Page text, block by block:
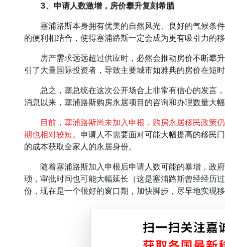
3、申请人数激增，房价攀升复刻希腊
塞浦路斯本身拥有优美的自然风光、良好的气候条
的便利相结合，使得塞浦路斯一定会成为更有吸引力的
房产需求远远超过供应时，必然会推动房价不断攀
引了大量国际投资者，导致主要城市如雅典的房价在短
总之，塞总统在这次公开场合上非常有信心的发言
消息以来，塞浦路斯购房永居项目的咨询和办理数量大
目前，塞浦路斯尚未加入申根，购房永居移民政策
期也相对较短。 申请人不需要面对可能大幅提高的移民
的成本获取全家人的永居身份。
随着塞浦路斯加入申根后申请人数可能的暴增，政
琐，审批时间也可能大幅延长（这是塞浦路斯曾经经历
份，现在是一个很好的窗口期，加快脚步，尽早地实现